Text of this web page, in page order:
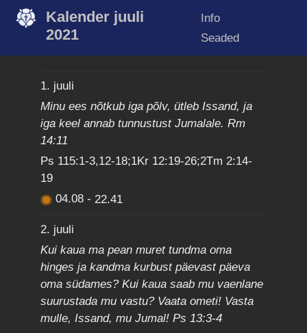
Kalender juuli
2021
Info
Seaded
1. juuli
Minu ees nõtkub iga põlv, ütleb Issand, ja
iga keel annab tunnustust Jumalale. Rm
14:11
Ps 115:1-3,12-18;1Kr 12:19-26;2Tm 2:14-
19
04.08- 22.41
2. juuli
Kui kaua ma pean muret tundma oma
hinges ja kandma kurbust päevast päeva
oma südames? Kui kaua saab mu vaenlane
suurustada mu vastu? Vaata ometi! Vasta
mulle, Issand, mu Jumal! Ps 13:3-4